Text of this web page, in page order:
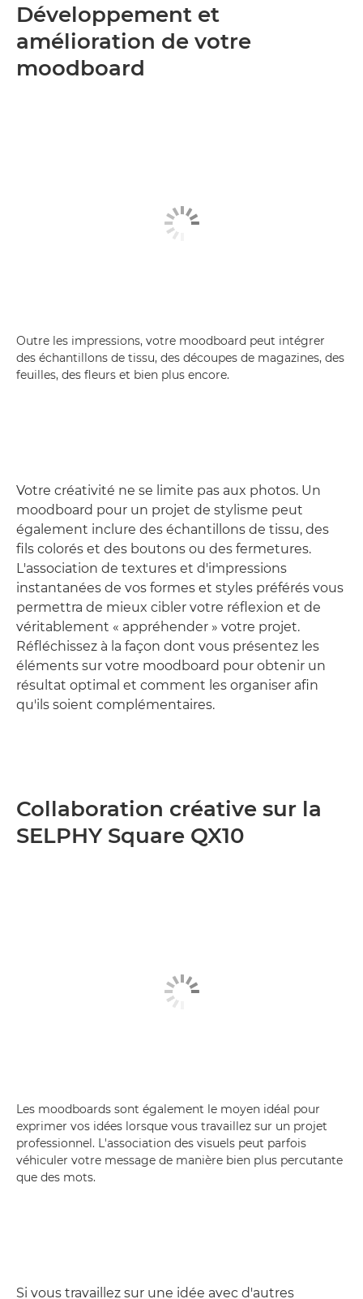
Développement et
amélioration de votre
moodboard
Outre les impressions, votre moodboard peut intégrer
des échantillons de tissu, des découpes de magazines, des
feuilles, des fleurs et bien plus encore.
Votre créativité ne se limite pas aux photos. Un
moodboard pour un projet de stylisme peut
également inclure des échantillons de tissu, des
fils colorés et des boutons ou des fermetures.
L'association de textures et d'impressions
instantanées de vos formes et styles préférés vous
permettra de mieux cibler votre réflexion et de
véritablement « appréhender » votre projet.
Réfléchissez à la façon dont vous présentez les
éléments sur votre moodboard pour obtenir un
résultat optimal et comment les organiser afin
qu'ils soient complémentaires.
Collaboration créative sur la
SELPHY Square QX10
Les moodboards sont également le moyen idéal pour
exprimer vos idées lorsque vous travaillez sur un projet
professionnel. L'association des visuels peut parfois
véhiculer votre message de manière bien plus percutante
que des mots.
Si vous travaillez sur une idée avec d'autres